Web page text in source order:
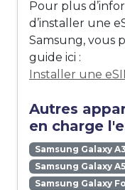
Pour plus
d’installer une
Samsung, vous
guide ici :
Installer une
Autres
en charge
Samsung Galaxy
Samsung Galaxy
Samsung Galaxy